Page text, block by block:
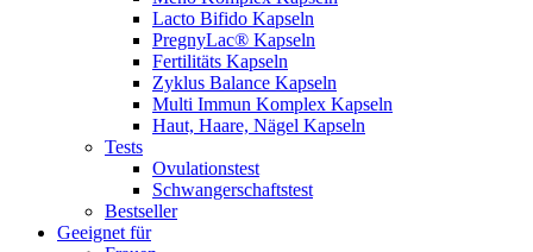
Lacto Bifido Kapseln
PregnyLac® Kapseln
Fertilitäts Kapseln
Zyklus Balance Kapseln
Multi Immun Komplex Kapseln
Haut, Haare, Nägel Kapseln
Tests
Ovulationstest
Schwangerschaftstest
Bestseller
Geeignet für